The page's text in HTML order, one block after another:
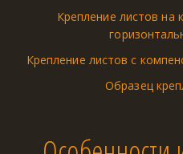
Крепление листов на
Крепление листов с
Образец